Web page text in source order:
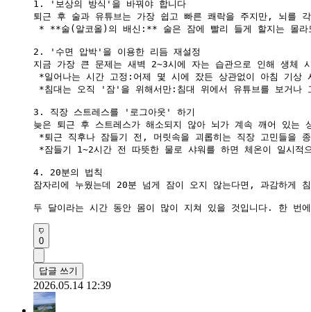
1. '보상의 방식'을 바꿔야 합니다
퇴근 후 술과 유튜브는 가장 쉽고 빠른 쾌락을 주지만, 뇌를
* **술(알코올)의 배신:** 술은 잠에 빨리 들게 할지는 몰라도
2. '수면 압박'을 이용한 리듬 재설정
지금 가장 큰 문제는 새벽 2~3시에 자는 습관으로 인해 생체
*일어나는 시간 고정:어제 몇 시에 잤든 상관없이 아침 기
*침대는 오직 '잠'을 위해서만:침대 위에서 유튜브를 보거
3. 직장 스트레스를 '로그아웃' 하기
늦은 퇴근 후 스트레스가 해소되지 않아 뇌가 계속 깨어 있는
*퇴근 직후나 잠들기 전, 머릿속을 괴롭히는 직장 고민들을
*잠들기 1~2시간 전 따뜻한 물로 샤워를 하면 체온이 일시적
4. 20분의 법칙
잠자리에 누웠는데 20분 넘게 잠이 오지 않는다면, 과감하게
0
답글 쓰기
2026.05.14 12:39